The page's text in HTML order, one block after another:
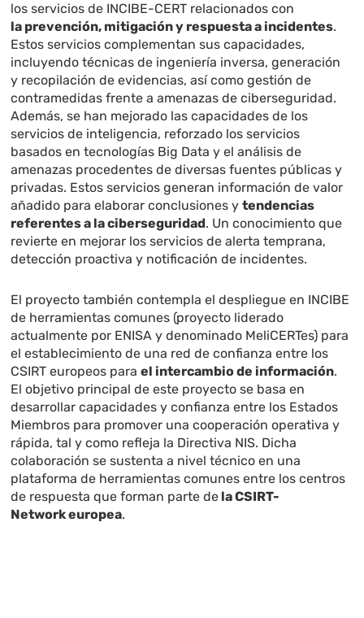
los servicios de INCIBE-CERT relacionados con
la prevención, mitigación y respuesta a incidentes.
Estos servicios complementan sus capacidades,
incluyendo técnicas de ingeniería inversa, generación
y recopilación de evidencias, así como gestión de
contramedidas frente a amenazas de ciberseguridad.
Además, se han mejorado las capacidades de los
servicios de inteligencia, reforzado los servicios
basados en tecnologías Big Data y el análisis de
amenazas procedentes de diversas fuentes públicas y
privadas. Estos servicios generan información de valor
añadido para elaborar conclusiones ytendencias
referentes a la ciberseguridad. Un conocimiento que
revierte en mejorar los servicios de alerta temprana,
detección proactiva y notificación de incidentes.
El proyecto también contempla el despliegue en INCIBE
de herramientas comunes (proyecto liderado
actualmente por ENISA y denominado MeliCERTes) para
el establecimiento de una red de confianza entre los
CSIRT europeos parael intercambio de información.
El objetivo principal de este proyecto se basa en
desarrollar capacidades y confianza entre los Estados
Miembros para promover una cooperación operativa y
rápida, tal y como refleja la Directiva NIS. Dicha
colaboración se sustenta a nivel técnico en una
plataforma de herramientas comunes entre los centros
de respuesta que forman parte de la CSIRT-
Network europea.